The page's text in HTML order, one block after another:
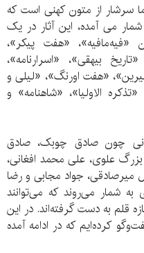
سرشار از متون کهنی است که
می آمده‌، این آثار در یک
«هفت پیکر»،
بیهقی»، «اسرارنامه»،
«هفت اورنگ»، «لیلی و
الاولیا»، «شاهنامه» و
چون صادق چوبک، صادق
علوی، علی محمد افغانی،
جواد مجابی و رضا
به شمار می‌روند که می‌توانند
قلم به دست گرفته‌اند. در این
کرده‌ایم که در ادامه آمده